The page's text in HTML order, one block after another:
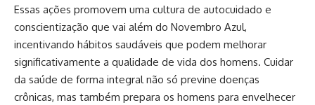
Essas ações promovem uma cultura de autocuidado e
conscientização que vai além do Novembro Azul,
incentivando hábitos saudáveis que podem melhorar
significativamente a qualidade de vida dos homens. Cuidar
da saúde de forma integral não só previne doenças
crônicas, mas também prepara os homens para envelhecer